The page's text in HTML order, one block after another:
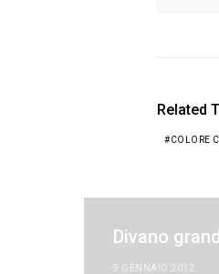
Related
COLORE
Divano
9 GENNAIO 2012